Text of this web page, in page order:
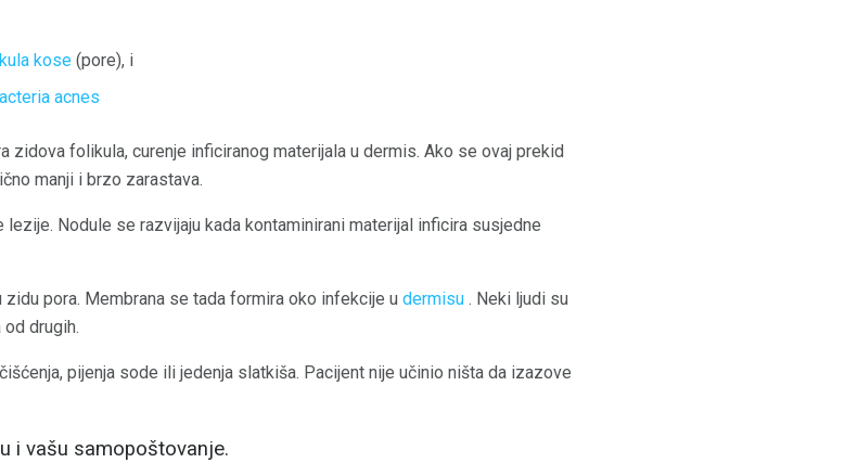
kose (pore), i
acnes
zidova folikula, curenje inficiranog materijala u dermis. Ako se ovaj prekid
manji i brzo zarastava.
Nodule se razvijaju kada kontaminirani materijal inficira susjedne
pora. Membrana se tada formira oko infekcije u dermisu . Neki ljudi su
drugih.
pijenja sode ili jedenja slatkiša. Pacijent nije učinio ništa da izazove
i vašu samopoštovanje.